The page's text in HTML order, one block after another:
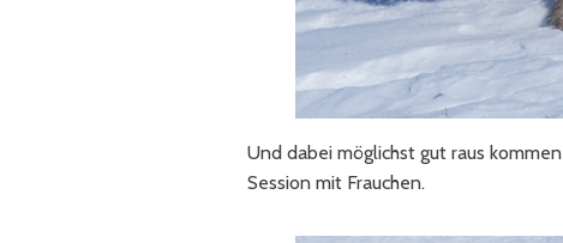
Und dabei möglichst gut raus
Session mit Frauchen.